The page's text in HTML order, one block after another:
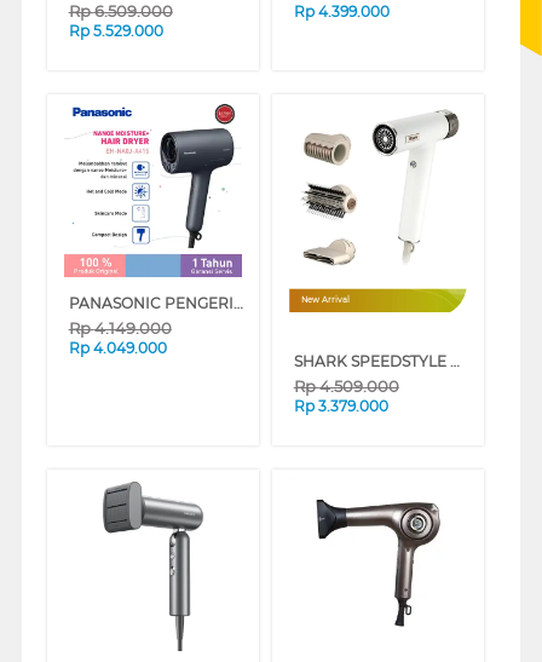
Rp6.509.000
Rp 5.529.000
Rp 4.399.000
PANASONIC PENGERING RAMBUT NANOCARE HAIR DRYER EH-NA0J-A415
Rp4.149.000
Rp 4.049.000
New Arrival
SHARK SPEEDSTYLE HAIR DRYER AND STYLER HD331ID
Rp4.509.000
Rp 3.379.000